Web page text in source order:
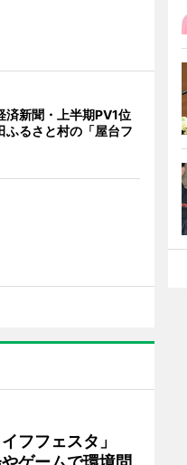
済新聞・上半期PV1位
ふるさと村の「屋台フ
フフェスタ」